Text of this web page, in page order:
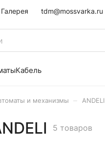
Галерея tdm@mossvarka.ru
Кабель
и механизмы ANDELI
5 товаров